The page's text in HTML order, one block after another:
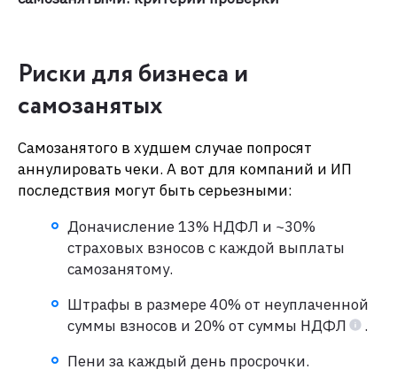
Риски для бизнеса и
самозанятых
Самозанятого в худшем случае попросят
аннулировать чеки. А вот для компаний и ИП
последствия могут быть серьезными:
Доначисление 13% НДФЛ и ~30%
страховых взносов с каждой выплаты
самозанятому.
Штрафы в размере 40% от неуплаченной
суммы взносов и 20% от суммы НДФЛ
.
Пени за каждый день просрочки.